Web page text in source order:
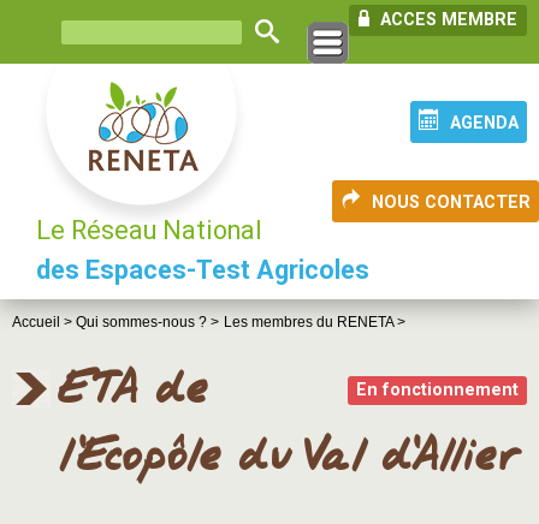
ACCES MEMBRE
AGENDA
NOUS CONTACTER
Le Réseau National
des Espaces-Test Agricoles
Accueil > Qui sommes-nous ? > Les membres du RENETA >
En fonctionnement
ETA de
l'Ecopôle du Val d'Allier